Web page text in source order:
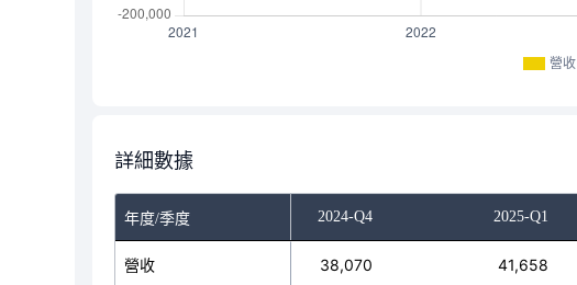
營收
詳細數據
年度/季度
2024-Q3 2024-Q4 2025-Q1
營收40,246 38,070 41,658